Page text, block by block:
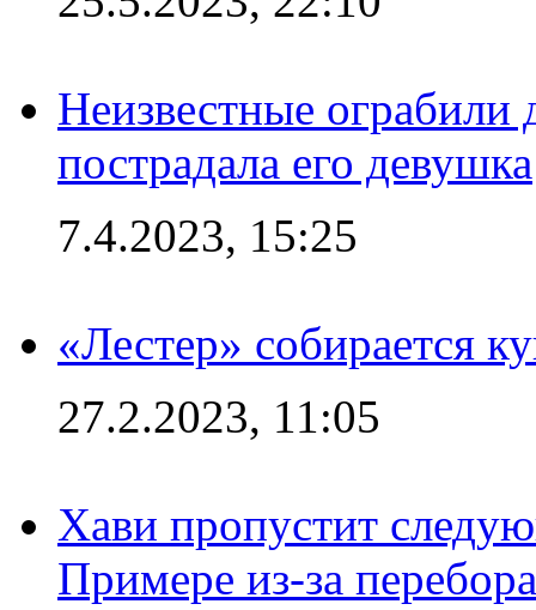
Неизвестные
пострадала его девушка
7.4.2023, 15:25
«Лестер» собирается
27.2.2023, 11:05
Хави пропустит
Примере из-за